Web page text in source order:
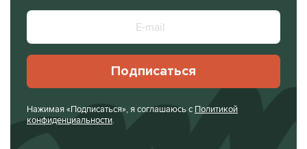
Подписаться
Нажимая «Подписаться», я соглашаюсь с Политикой
конфиденциальности.